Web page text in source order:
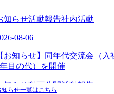
知らせ一覧はこちら